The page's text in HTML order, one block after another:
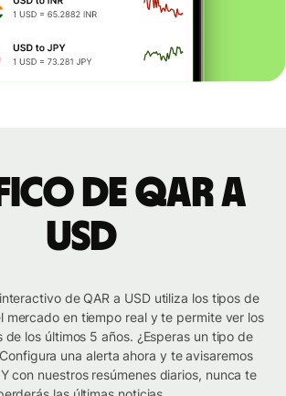
de QAR a
USD
de QAR a USD utiliza los tipos de
mercado en tiempo real y te permite ver los
de los últimos 5 años. ¿Esperas un tipo de
una alerta ahora y te avisaremos
con nuestros resúmenes diarios, nunca te